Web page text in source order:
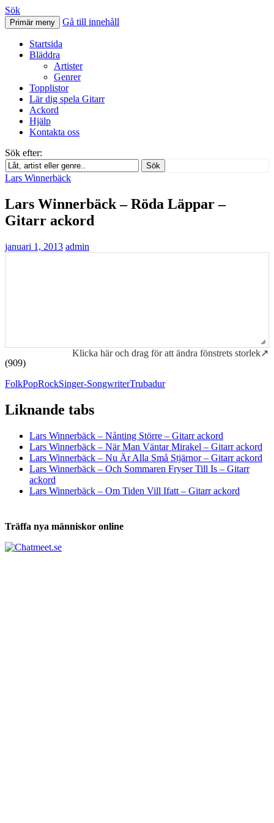
Svenskatabs.se
Sök
Primär meny Gå till innehåll
Startsida
Bläddra
Artister
Genrer
Topplistor
Lär dig spela Gitarr
Ackord
Hjälp
Kontakta oss
Sök efter:
Sök
Lars Winnerbäck
Lars Winnerbäck – Röda Läppar –
Gitarr ackord
januari 1, 2013 admin
Klicka här och drag för att ändra fönstrets storlek↗
(909)
FolkPopRockSinger-SongwriterTrubadur
Liknande tabs
Lars Winnerbäck – Nånting Större – Gitarr ackord
Lars Winnerbäck – När Man Väntar Mirakel – Gitarr ackord
Lars Winnerbäck – Nu Är Alla Små Stjärnor – Gitarr ackord
Lars Winnerbäck – Och Sommaren Fryser Till Is – Gitarr
ackord
Lars Winnerbäck – Om Tiden Vill Ifatt – Gitarr ackord
Träffa nya människor online